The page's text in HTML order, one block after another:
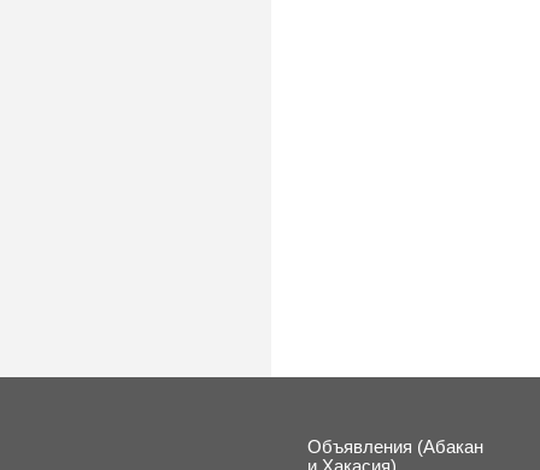
Объявления (Абакан
и Хакасия)